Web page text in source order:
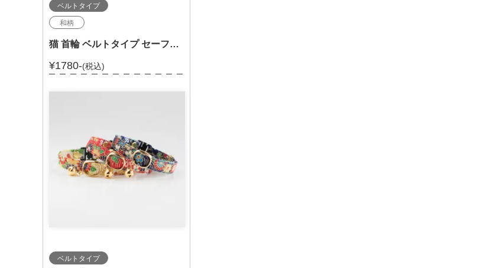
ベルトタイプ
和柄
猫 首輪 ベルトタイプ セーフティバックル 和柄 からくさ 唐草 セーフティバックル 303-002
¥1780-(税込)
ベルトタイプ